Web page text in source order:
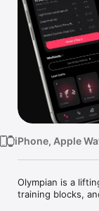
iPhone, Apple
Olympian is a
training blocks,